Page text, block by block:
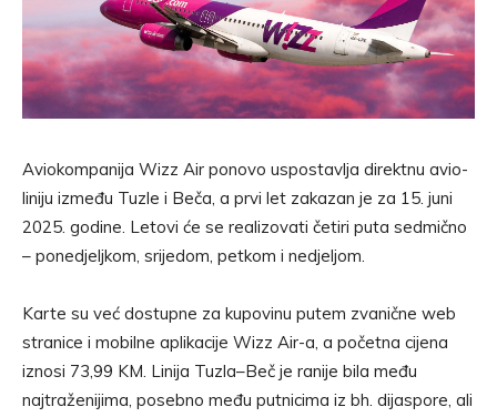
Aviokompanija Wizz Air ponovo uspostavlja direktnu avio-
liniju između Tuzle i Beča, a prvi let zakazan je za 15. juni
2025. godine. Letovi će se realizovati četiri puta sedmično
– ponedjeljkom, srijedom, petkom i nedjeljom.
Karte su već dostupne za kupovinu putem zvanične web
stranice i mobilne aplikacije Wizz Air-a, a početna cijena
iznosi 73,99 KM. Linija Tuzla–Beč je ranije bila među
najtraženijima, posebno među putnicima iz bh. dijaspore, ali